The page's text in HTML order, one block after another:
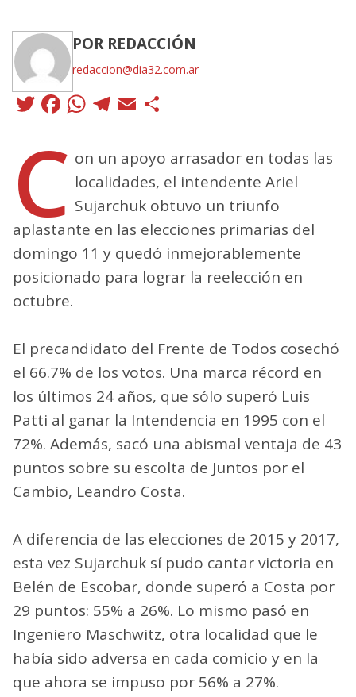
POR REDACCIÓN
redaccion@dia32.com.ar
Twitter
Facebook
WhatsApp
Telegram
Email
C on un apoyo arrasador en todas las
localidades, el intendente Ariel
Sujarchuk obtuvo un triunfo
aplastante en las elecciones primarias del
domingo 11 y quedó inmejorablemente
posicionado para lograr la reelección en
octubre.
El precandidato del Frente de Todos cosechó
el 66.7% de los votos. Una marca récord en
los últimos 24 años, que sólo superó Luis
Patti al ganar la Intendencia en 1995 con el
72%. Además, sacó una abismal ventaja de 43
puntos sobre su escolta de Juntos por el
Cambio, Leandro Costa.
A diferencia de las elecciones de 2015 y 2017,
esta vez Sujarchuk sí pudo cantar victoria en
Belén de Escobar, donde superó a Costa por
29 puntos: 55% a 26%. Lo mismo pasó en
Ingeniero Maschwitz, otra localidad que le
había sido adversa en cada comicio y en la
que ahora se impuso por 56% a 27%.